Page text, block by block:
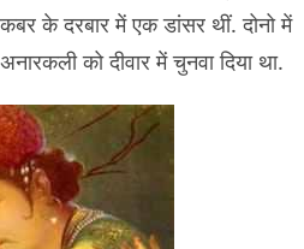
के दरबार में एक डांसर थीं. दोनो में
को दीवार में चुनवा दिया था.